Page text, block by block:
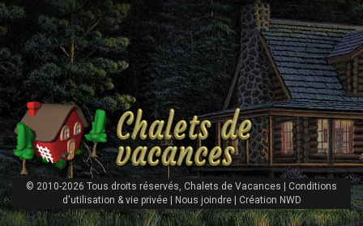
© 2010-2026 Tous droits réservés, Chalets de Vacances | Conditions
d'utilisation & vie privée| Nous joindre| Création NWD